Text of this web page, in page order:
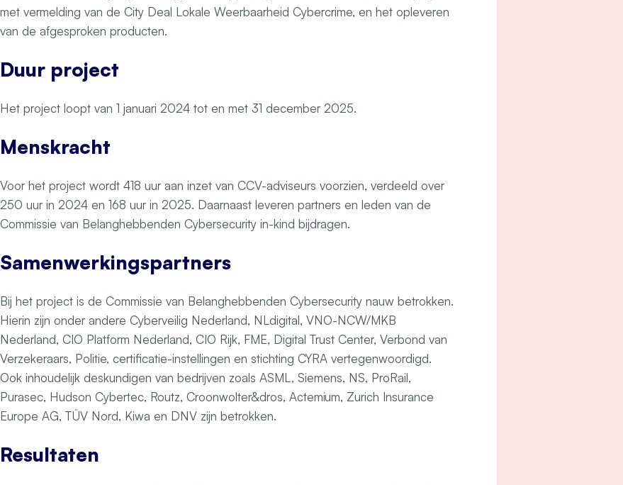
met vermelding van de City Deal Lokale Weerbaarheid Cybercrime, en het opleveren
van de afgesproken producten.
Duur project
Het project loopt van 1 januari 2024 tot en met 31 december 2025.
Menskracht
Voor het project wordt 418 uur aan inzet van CCV-adviseurs voorzien, verdeeld over
250 uur in 2024 en 168 uur in 2025. Daarnaast leveren partners en leden van de
Commissie van Belanghebbenden Cybersecurity in-kind bijdragen.
Samenwerkingspartners
Bij het project is de Commissie van Belanghebbenden Cybersecurity nauw betrokken.
Hierin zijn onder andere Cyberveilig Nederland, NLdigital, VNO-NCW/MKB
Nederland, CIO Platform Nederland, CIO Rijk, FME, Digital Trust Center, Verbond van
Verzekeraars, Politie, certificatie-instellingen en stichting CYRA vertegenwoordigd.
Ook inhoudelijk deskundigen van bedrijven zoals ASML, Siemens, NS, ProRail,
Purasec, Hudson Cybertec, Routz, Croonwolter&dros, Actemium, Zurich Insurance
Europe AG, TÜV Nord, Kiwa en DNV zijn betrokken.
Resultaten